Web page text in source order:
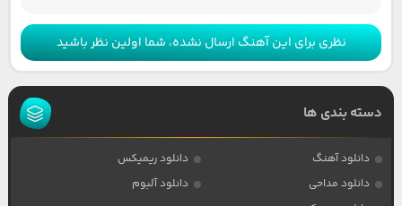
نظری برای این آهنگ ارسال نشده، شما اولین نظر باشید
دسته بندی ها
دانلود آهنگ
دانلود ریمیکس
دانلود مداحی
دانلود آلبوم